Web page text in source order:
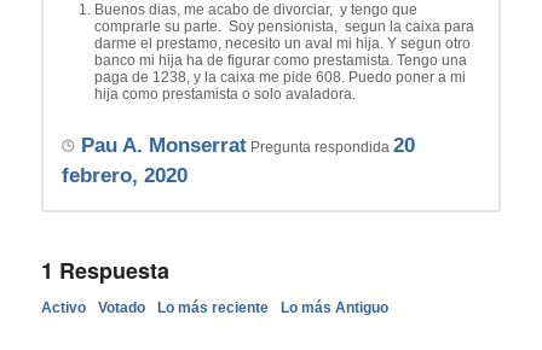
Buenos dias, me acabo de divorciar, y tengo que
comprarle su parte. Soy pensionista, segun la caixa para
darme el prestamo, necesito un aval mi hija. Y segun otro
banco mi hija ha de figurar como prestamista. Tengo una
paga de 1238, y la caixa me pide 608. Puedo poner a mi
hija como prestamista o solo avaladora.
Pau A. MonserratPregunta respondida 20
febrero, 2020
1 Respuesta
Activo Votado Lo más reciente Lo más Antiguo